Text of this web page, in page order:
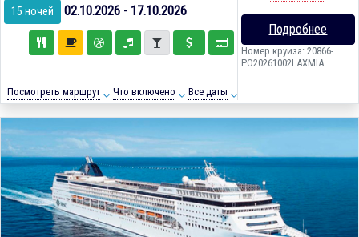
15 ночей 02.10.2026 - 17.10.2026
Посмотреть маршрут Что включено Все даты
Подробнее
Номер круиза: 20866-
PO20261002LAXMIA